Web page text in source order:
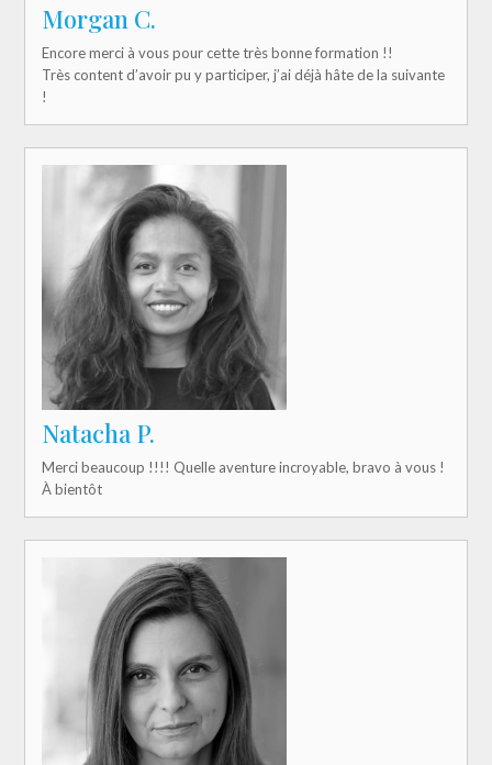
Morgan C.
Encore merci à vous pour cette très bonne formation !!
Très content d’avoir pu y participer, j’ai déjà hâte de la suivante
!
Natacha P.
Merci beaucoup !!!! Quelle aventure incroyable, bravo à vous !
À bientôt